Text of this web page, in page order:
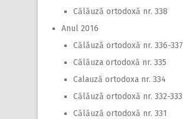
Călăuză ortodoxă nr. 338
Anul 2016
Călăuză ortodoxă nr. 336-337
Călăuza ortodoxă nr. 335
Calauză ortodoxa nr. 334
Călăuză ortodoxă nr. 332-333
Călăuză ortodoxă nr. 331